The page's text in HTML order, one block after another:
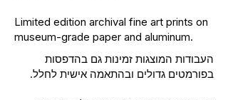
Limited edition archival fine art prints on
museum-grade paper and aluminum.
העבודות המוצגות זמינות גם בהדפסות
בפורמטים גדולים ובהתאמה אישית לחלל.